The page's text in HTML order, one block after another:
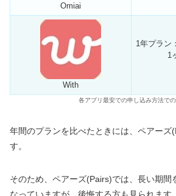
Omiai
With
1年プラン
1
各アプリ最安での申し込み方法で
年間のプランを比べたときには、ペアーズ
す。
そのため、ペアーズ(Pairs)では、長い期間